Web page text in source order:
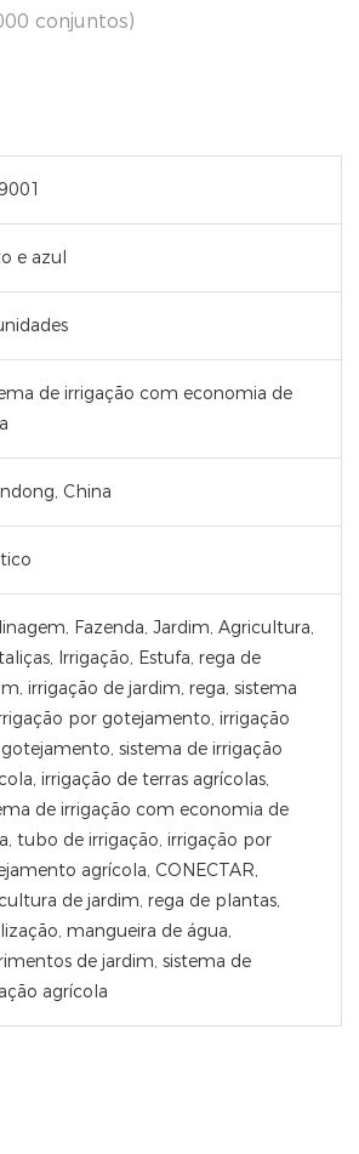
conjuntos)
e azul
de irrigação com economia de
China
Fazenda, Jardim, Agricultura,
Irrigação, Estufa, rega de
irrigação de jardim, rega, sistema
por gotejamento, irrigação
sistema de irrigação
irrigação de terras agrícolas,
de irrigação com economia de
tubo de irrigação, irrigação por
agrícola, CONECTAR,
de jardim, rega de plantas,
mangueira de água,
de jardim, sistema de
agrícola